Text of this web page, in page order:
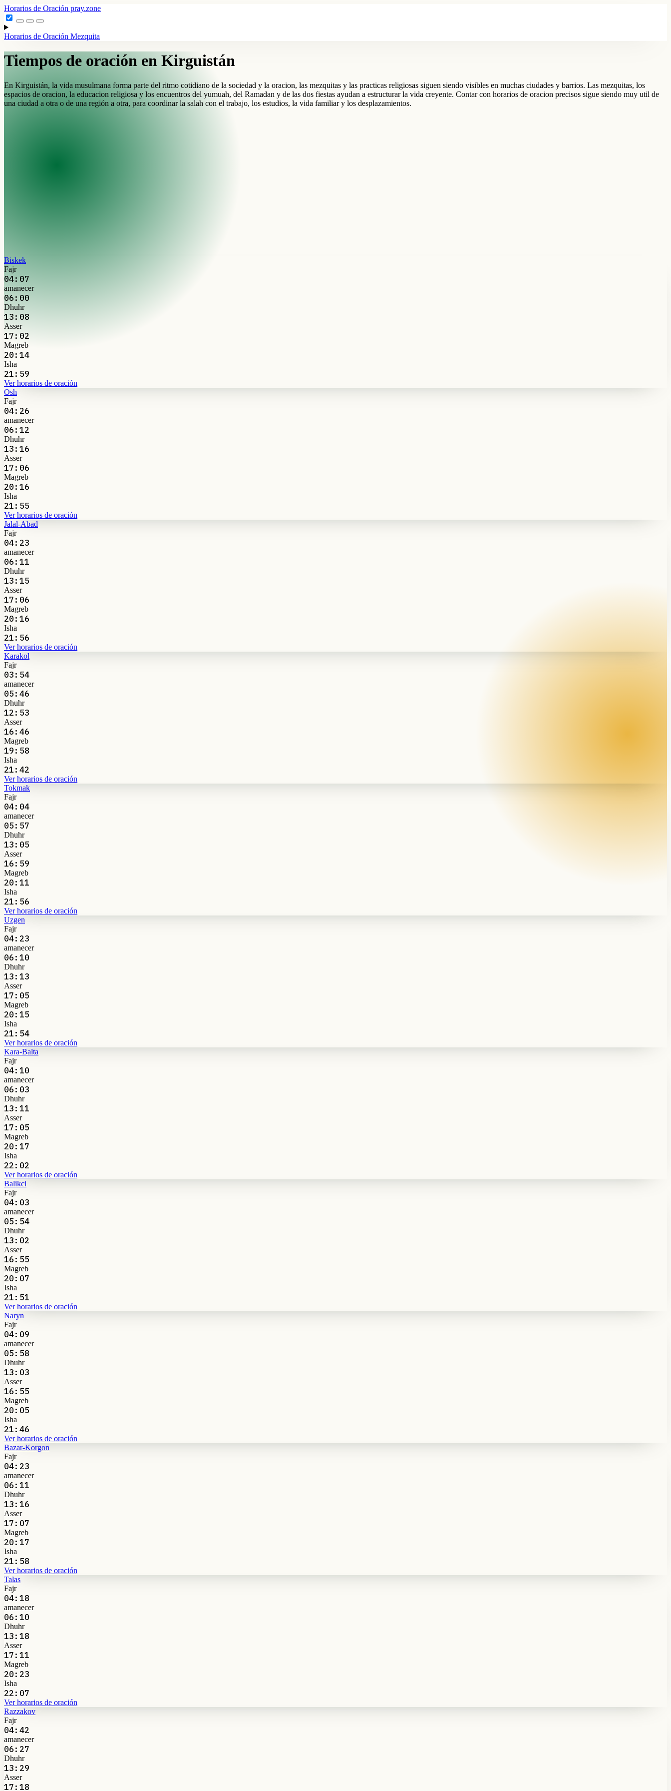
Horarios de Oración pray.zone
Horarios de Oración Mezquita
Tiempos de oración en Kirguistán
En Kirguistán, la vida musulmana forma parte del ritmo cotidiano de la sociedad y la oracion, las mezquitas y las practicas religiosas siguen siendo visibles en muchas ciudades y barrios. Las mezquitas, los
espacios de oracion, la educacion religiosa y los encuentros del yumuah, del Ramadan y de las dos fiestas ayudan a estructurar la vida creyente. Contar con horarios de oracion precisos sigue siendo muy util de
una ciudad a otra o de una región a otra, para coordinar la salah con el trabajo, los estudios, la vida familiar y los desplazamientos.
Biskek
Fajr
04:07
amanecer
06:00
Dhuhr
13:08
Asser
17:02
Magreb
20:14
Isha
21:59
Ver horarios de oración
Osh
Fajr
04:26
amanecer
06:12
Dhuhr
13:16
Asser
17:06
Magreb
20:16
Isha
21:55
Ver horarios de oración
Jalal-Abad
Fajr
04:23
amanecer
06:11
Dhuhr
13:15
Asser
17:06
Magreb
20:16
Isha
21:56
Ver horarios de oración
Karakol
Fajr
03:54
amanecer
05:46
Dhuhr
12:53
Asser
16:46
Magreb
19:58
Isha
21:42
Ver horarios de oración
Tokmak
Fajr
04:04
amanecer
05:57
Dhuhr
13:05
Asser
16:59
Magreb
20:11
Isha
21:56
Ver horarios de oración
Uzgen
Fajr
04:23
amanecer
06:10
Dhuhr
13:13
Asser
17:05
Magreb
20:15
Isha
21:54
Ver horarios de oración
Kara-Balta
Fajr
04:10
amanecer
06:03
Dhuhr
13:11
Asser
17:05
Magreb
20:17
Isha
22:02
Ver horarios de oración
Balikci
Fajr
04:03
amanecer
05:54
Dhuhr
13:02
Asser
16:55
Magreb
20:07
Isha
21:51
Ver horarios de oración
Naryn
Fajr
04:09
amanecer
05:58
Dhuhr
13:03
Asser
16:55
Magreb
20:05
Isha
21:46
Ver horarios de oración
Bazar-Korgon
Fajr
04:23
amanecer
06:11
Dhuhr
13:16
Asser
17:07
Magreb
20:17
Isha
21:58
Ver horarios de oración
Talas
Fajr
04:18
amanecer
06:10
Dhuhr
13:18
Asser
17:11
Magreb
20:23
Isha
22:07
Ver horarios de oración
Razzakov
Fajr
04:42
amanecer
06:27
Dhuhr
13:29
Asser
17:18